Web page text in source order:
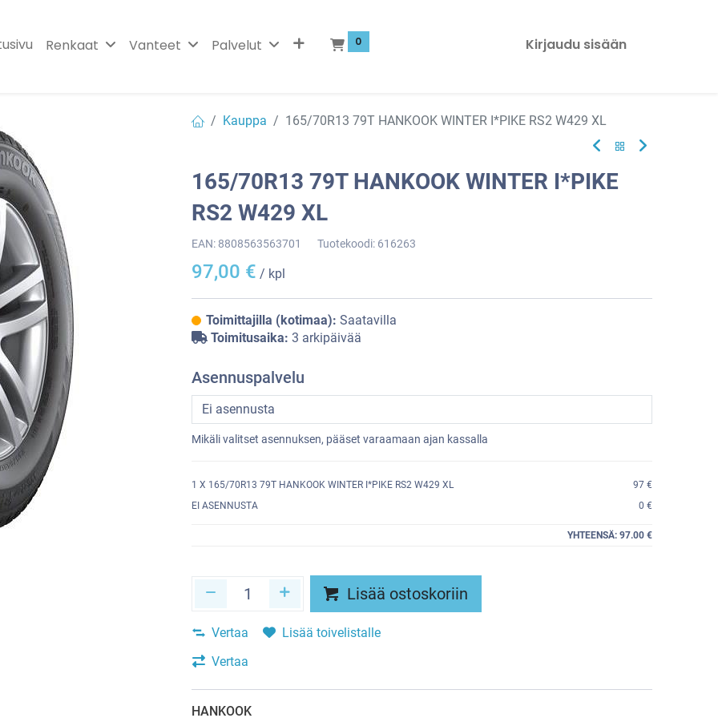
Renkaat Vanteet Palvelut 0 Kirjaudu sisään
Kauppa 165/70R13 79T HANKOOK WINTER I*PIKE RS2 W429 XL
165/70R13 79T HANKOOK WINTER I*PIKE
RS2 W429 XL
EAN: 8808563563701 Tuotekoodi: 616263
97,00 € / kpl
Toimittajilla (kotimaa): Saatavilla
Toimitusaika: 3 arkipäivää
Asennuspalvelu
Mikäli valitset asennuksen, pääset varaamaan ajan kassalla
1 X 165/70R13 79T HANKOOK WINTER I*PIKE RS2 W429 XL
97 €
EI ASENNUSTA
0 €
YHTEENSÄ: 97.00 €
Lisää ostoskoriin
Vertaa
Lisää toivelistalle
Vertaa
HANKOOK